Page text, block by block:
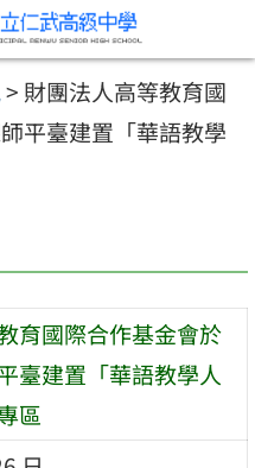
> 財團法人高等教育國
平臺建置「華語教學
育國際合作基金會於
臺建置「華語教學人
區